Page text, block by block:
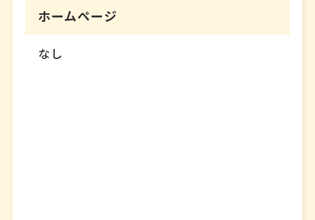
ホームページ
なし